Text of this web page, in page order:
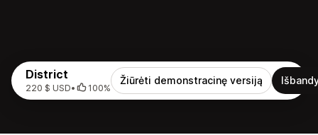
District
220 $ USD• 100%
Žiūrėti demonstracinę versiją